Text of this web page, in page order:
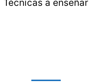
Técnicas a enseñar